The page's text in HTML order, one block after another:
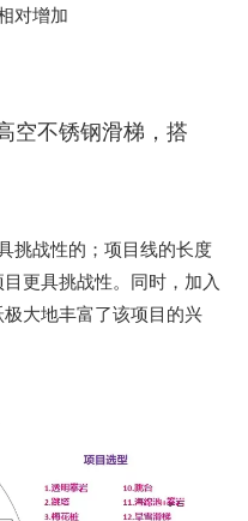
对增加
空不锈钢滑梯，搭
挑战性的；项目线的长度
更具挑战性。同时，加入
大地丰富了该项目的兴